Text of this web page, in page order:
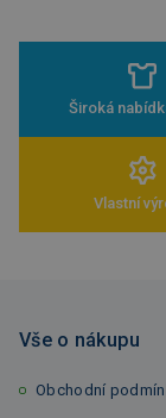
Široká
Vlastní
Vše o nákupu
Obchodní